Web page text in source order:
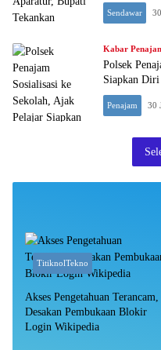
Sendawar
Kabar
Polsek
Siapkan
Penajam 30
TitiknolTekno
Akses Pengetahuan Terancam,
Desakan Pembukaan Blokir
Login Wikipedia